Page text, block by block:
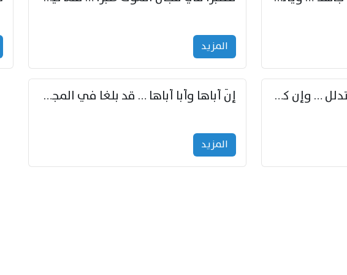
المزید
أفاطم مهلا بعض هذا التدلل … وإن كنت قد أزمعت صرمي فأجملي إنّ أباها وأبا أباها … قد بلغا في المجد غايتاها
المزید